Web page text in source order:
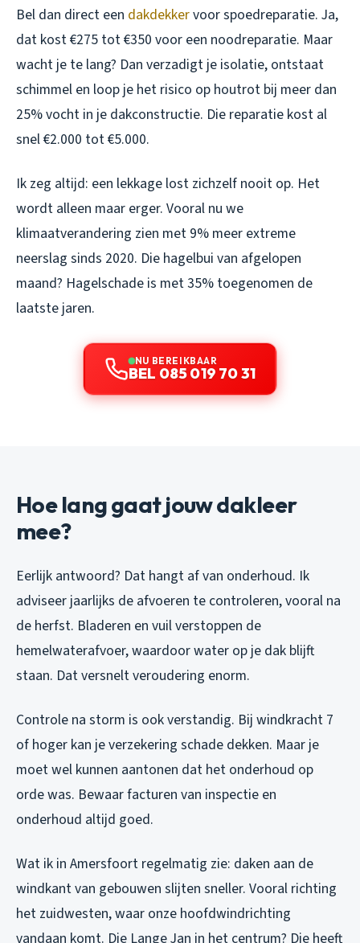
Bel dan direct een dakdekkervoor spoedreparatie. Ja,
dat kost €275 tot €350 voor een noodreparatie. Maar
wacht je te lang? Dan verzadigt je isolatie, ontstaat
schimmel en loop je het risico op houtrot bij meer dan
25% vocht in je dakconstructie. Die reparatie kost al
snel €2.000 tot €5.000.
Ik zeg altijd: een lekkage lost zichzelf nooit op. Het
wordt alleen maar erger. Vooral nu we
klimaatverandering zien met 9% meer extreme
neerslag sinds 2020. Die hagelbui van afgelopen
maand? Hagelschade is met 35% toegenomen de
laatste jaren.
NU BEREIKBAAR
BEL 085 019 70 31
Hoe lang gaat jouw dakleer
mee?
Eerlijk antwoord? Dat hangt af van onderhoud. Ik
adviseer jaarlijks de afvoeren te controleren, vooral na
de herfst. Bladeren en vuil verstoppen de
hemelwaterafvoer, waardoor water op je dak blijft
staan. Dat versnelt veroudering enorm.
Controle na storm is ook verstandig. Bij windkracht 7
of hoger kan je verzekering schade dekken. Maar je
moet wel kunnen aantonen dat het onderhoud op
orde was. Bewaar facturen van inspectie en
onderhoud altijd goed.
Wat ik in Amersfoort regelmatig zie: daken aan de
windkant van gebouwen slijten sneller. Vooral richting
het zuidwesten, waar onze hoofdwindrichting
vandaan komt. Die Lange Jan in het centrum? Die heeft